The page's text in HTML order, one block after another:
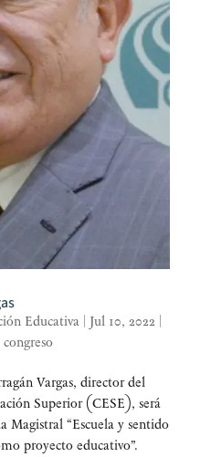
Educativa| Jul 10, 2022
Var­gas, direc­tor del
Supe­rior (CESE), será
Magis­tral “Escue­la y sen­ti­do
pro­yec­to educativo”.